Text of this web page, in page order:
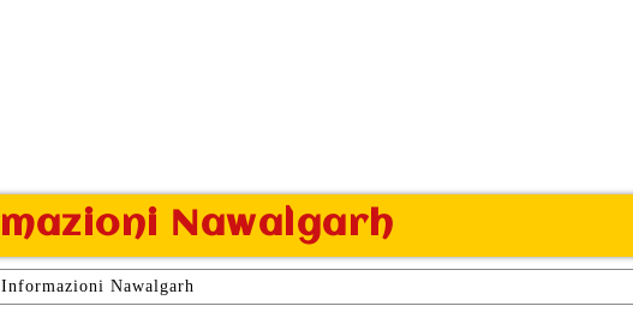
Nawalgarh
Informazioni Nawalgarh